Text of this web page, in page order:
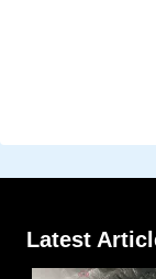
Latest